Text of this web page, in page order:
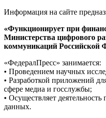
Информация на сайте
«Функционирует при
Министерства цифрового
коммуникаций Российской
«ФедералПресс» занимается:
• Проведением научных
• Разработкой приложений
сфере медиа и госслужбы;
• Осуществляет
данных.